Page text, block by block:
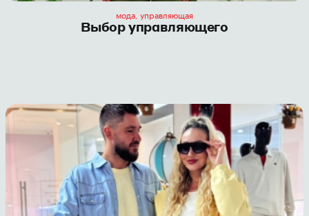
мода, управляющая
Выбор управляющего